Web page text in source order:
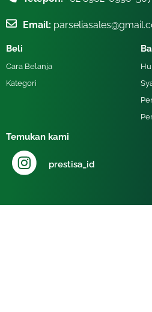
Email:
Beli
Cara Belanja
Kategori
Temukan kami
prestisa_id